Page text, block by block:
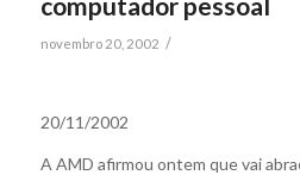
novembro 20, 2002 /
20/11/2002
A AMD afirmou ontem que vai